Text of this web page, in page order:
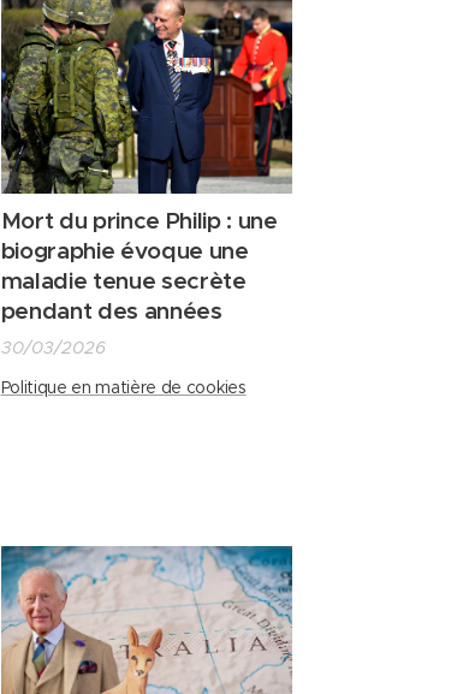
les sourires de la famille royale et
la précision impressionnante du
cérémonial militaire, tous les
ingrédients étaient réunis...
Mort du prince Philip : une
biographie évoque une
maladie tenue secrète
pendant des années
30/03/2026
Politique en matière de cookies